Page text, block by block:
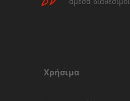
Χρήσιμα